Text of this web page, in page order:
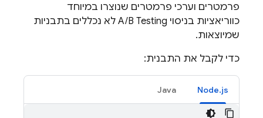
פרמטרים וערכי פרמטרים שנוצרו במיוחד
כווריאציות בניסוי A/B Testing לא נכללים בתבניות
שמיוצאות.
כדי לקבל את התבנית:
Node.js
Java